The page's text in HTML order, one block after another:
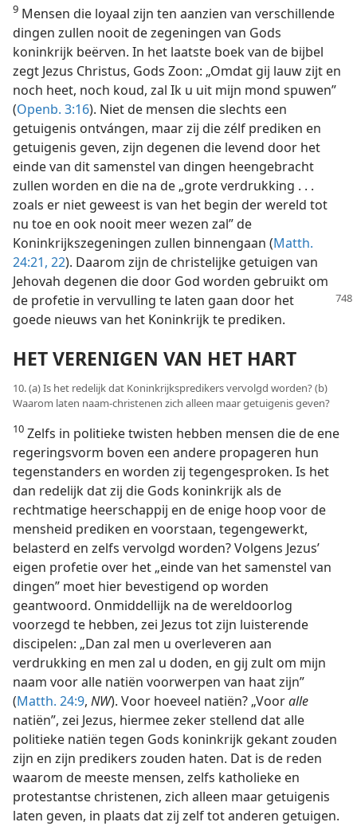
9 Mensen die loyaal zijn ten aanzien van verschillende
dingen zullen nooit de zegeningen van Gods
koninkrijk beërven. In het laatste boek van de bijbel
zegt Jezus Christus, Gods Zoon: „Omdat gij lauw zijt en
noch heet, noch koud, zal Ik u uit mijn mond spuwen”
(Openb. 3:16). Niet de mensen die slechts een
getuigenis ontvángen, maar zij die zélf prediken en
getuigenis geven, zijn degenen die levend door het
einde van dit samenstel van dingen heengebracht
zullen worden en die na de „grote verdrukking . . .
zoals er niet geweest is van het begin der wereld tot
nu toe en ook nooit meer wezen zal” de
Koninkrijkszegeningen zullen binnengaan (Matth.
24:21, 22). Daarom zijn de christelijke getuigen van
Jehovah degenen die door God worden gebruikt om
de profetie in vervulling te laten gaan door het
goede nieuws van het Koninkrijk te prediken.
HET VERENIGEN VAN HET HART
10. (a) Is het redelijk dat Koninkrijkspredikers vervolgd worden? (b)
Waarom laten naam-christenen zich alleen maar getuigenis geven?
10 Zelfs in politieke twisten hebben mensen die de ene
regeringsvorm boven een andere propageren hun
tegenstanders en worden zij tegengesproken. Is het
dan redelijk dat zij die Gods koninkrijk als de
rechtmatige heerschappij en de enige hoop voor de
mensheid prediken en voorstaan, tegengewerkt,
belasterd en zelfs vervolgd worden? Volgens Jezus’
eigen profetie over het „einde van het samenstel van
dingen” moet hier bevestigend op worden
geantwoord. Onmiddellijk na de wereldoorlog
voorzegd te hebben, zei Jezus tot zijn luisterende
discipelen: „Dan zal men u overleveren aan
verdrukking en men zal u doden, en gij zult om mijn
naam voor alle natiën voorwerpen van haat zijn”
(Matth. 24:9, NW). Voor hoeveel natiën? „Vooralle
natiën”, zei Jezus, hiermee zeker stellend dat alle
politieke natiën tegen Gods koninkrijk gekant zouden
zijn en zijn predikers zouden haten. Dat is de reden
waarom de meeste mensen, zelfs katholieke en
protestantse christenen, zich alleen maar getuigenis
laten geven, in plaats dat zij zelf tot anderen getuigen.